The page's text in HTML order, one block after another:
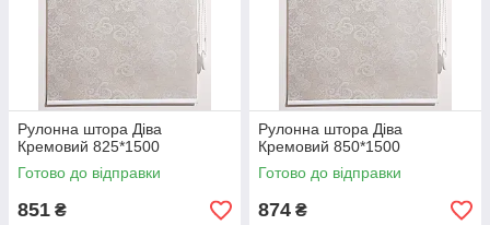
Рулонна штора Дiва
Кремовий 825*1500
Готово до відправки
851 ₴
Рулонна штора Дiва
Кремовий 850*1500
Готово до відправки
874 ₴